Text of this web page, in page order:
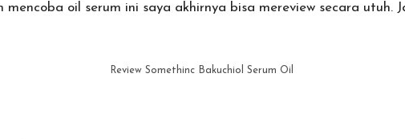
mencoba oil serum ini saya akhirnya bisa mereview secara utuh.
Review Somethinc Bakuchiol Serum Oil